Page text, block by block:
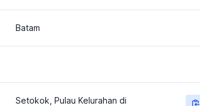
Batam
Setokok, Pulau Kelurahan di